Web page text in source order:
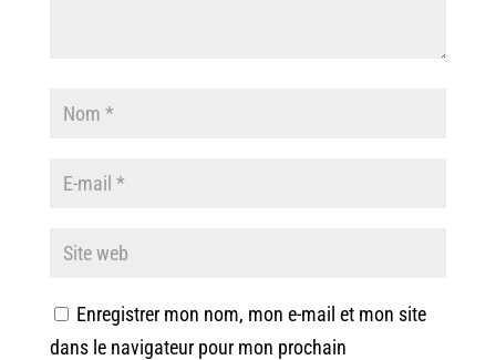
Enregistrer mon nom, mon e-mail et mon site
dans le navigateur pour mon prochain